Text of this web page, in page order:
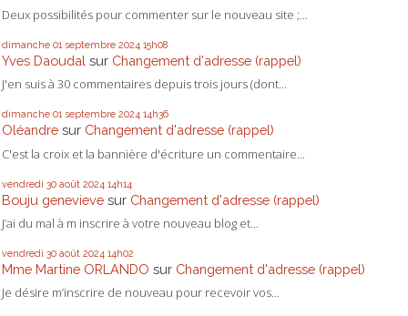
Deux possibilités pour commenter sur le nouveau site ;...
dimanche 01 septembre 2024 15h08
Yves Daoudal sur Changement d'adresse (rappel)
J'en suis à 30 commentaires depuis trois jours (dont...
dimanche 01 septembre 2024 14h36
Oléandre sur Changement d'adresse (rappel)
C'est la croix et la bannière d'écriture un commentaire...
vendredi 30 août 2024 14h14
Bouju genevieve sur Changement d'adresse (rappel)
J’ai du mal à m inscrire à votre nouveau blog et...
vendredi 30 août 2024 14h02
Mme Martine ORLANDO sur Changement d'adresse (rappel)
Je désire m’inscrire de nouveau pour recevoir vos...